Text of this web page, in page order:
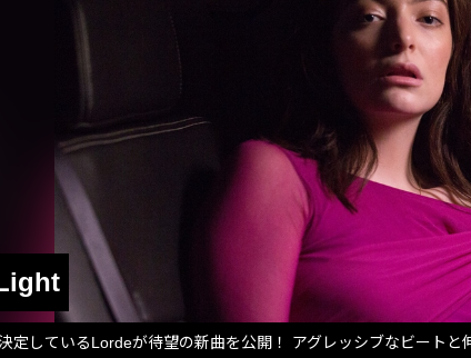
定しているLordeが待望の新曲を公開！ アグレッシブなビートと